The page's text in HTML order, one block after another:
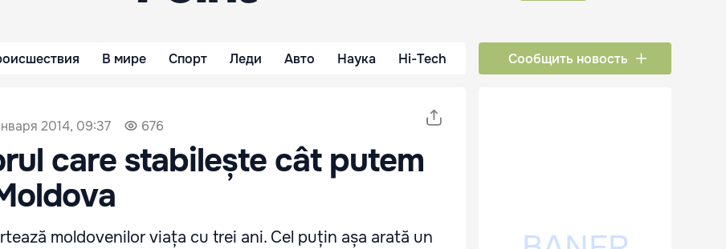
В мире Спорт Леди Авто Наука Hi-Tech Сообщить новость
2014, 09:37 676
care stabilește cât putem
moldovenilor viața cu trei ani. Cel puțin așa arată un